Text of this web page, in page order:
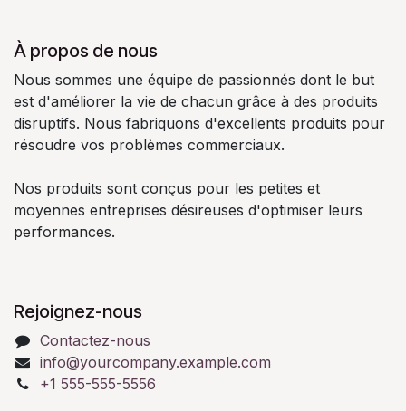
À propos de nous
Nous sommes une équipe de passionnés dont le but
est d'améliorer la vie de chacun grâce à des produits
disruptifs. Nous fabriquons d'excellents produits pour
résoudre vos problèmes commerciaux.
Nos produits sont conçus pour les petites et
moyennes entreprises désireuses d'optimiser leurs
performances.
Rejoignez-nous
Contactez-nous
info@yourcompany.example.com
+1 555-555-5556